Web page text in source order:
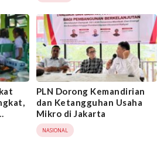
PLN Dorong Kemandirian
dan Ketangguhan Usaha
Mikro di Jakarta
NASIONAL